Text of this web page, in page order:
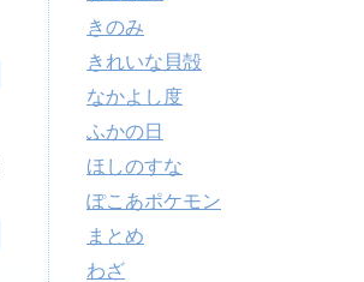
きのみ
きれいな貝殻
なかよし度
ふかの日
ほしのすな
ぽこあポケモン
まとめ
わざ